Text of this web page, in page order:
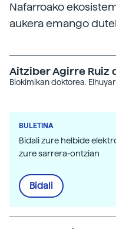
Nafarroako
aukera emango
Aitziber Agirre Ruiz
Biokimikan doktorea.
BULETINA
Bidali zure helbide
zure sarrera-ontzian
Bidali